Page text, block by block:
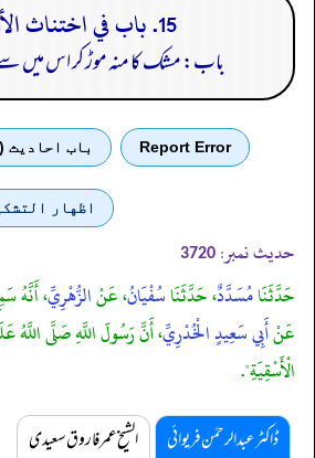
15. باب في اختناث الأسقية
باب: مشک کا منہ موڑ کر اس میں
Report Error باب احادیث (2)
اظهار
حدیث نمبر: 3720
حَدَّثَنَامُسَدَّدٌ، حَدَّثَنَاسُفْيَانُ، عَنْالزُّهْرِيِّ، أَنَّهُ
عَنْأَبِي سَعِيدٍ الْخُدْرِيِّ، أَنَّ رَسُولَ اللَّهِ صَلَّى
الْأَسْقِيَةِ".
ڈاکٹر عبدالرحمٰن فریوائی الشیخ عمر فاروق سعیدی